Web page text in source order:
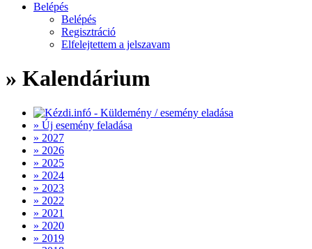
Belépés
Belépés
Regisztráció
Elfelejtettem a jelszavam
» Kalendárium
» Új esemény feladása
» 2027
» 2026
» 2025
» 2024
» 2023
» 2022
» 2021
» 2020
» 2019